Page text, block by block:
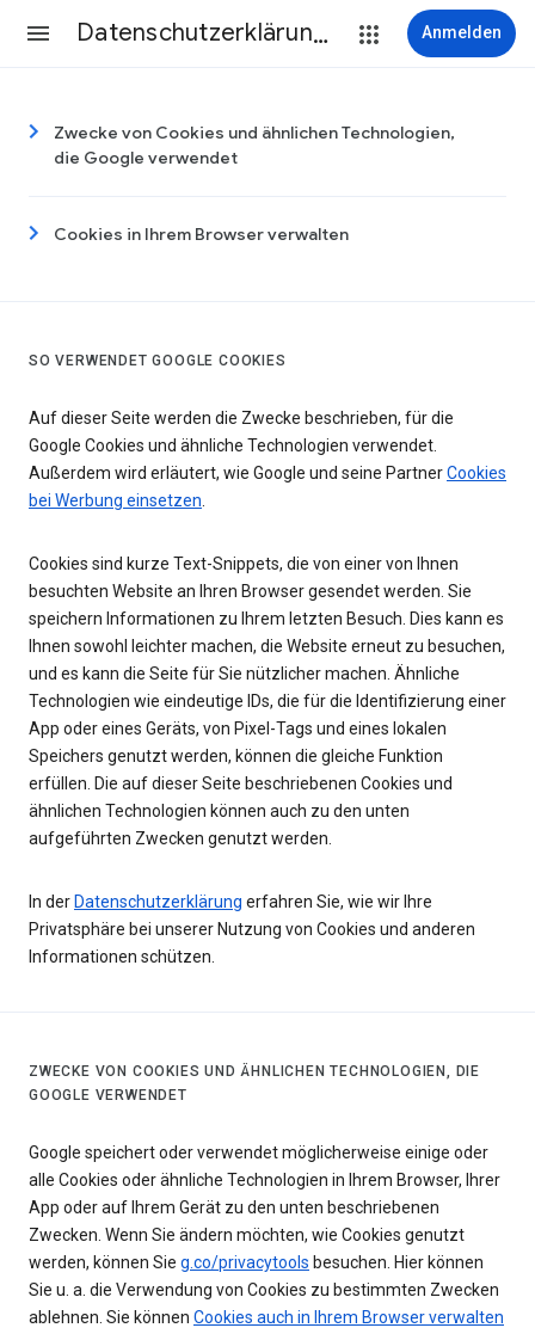
Datenschutzerklärung & Nutzungsbedingungen Anmelden
Zwecke von Cookies und ähnlichen Technologien,
die Google verwendet
Cookies in Ihrem Browser verwalten
SO VERWENDET GOOGLE COOKIES
Auf dieser Seite werden die Zwecke beschrieben, für die
Google Cookies und ähnliche Technologien verwendet.
Außerdem wird erläutert, wie Google und seine PartnerCookies
bei Werbung einsetzen.
Cookies sind kurze Text-Snippets, die von einer von Ihnen
besuchten Website an Ihren Browser gesendet werden. Sie
speichern Informationen zu Ihrem letzten Besuch. Dies kann es
Ihnen sowohl leichter machen, die Website erneut zu besuchen,
und es kann die Seite für Sie nützlicher machen. Ähnliche
Technologien wie eindeutige IDs, die für die Identifizierung einer
App oder eines Geräts, von Pixel-Tags und eines lokalen
Speichers genutzt werden, können die gleiche Funktion
erfüllen. Die auf dieser Seite beschriebenen Cookies und
ähnlichen Technologien können auch zu den unten
aufgeführten Zwecken genutzt werden.
In der Datenschutzerklärung erfahren Sie, wie wir Ihre
Privatsphäre bei unserer Nutzung von Cookies und anderen
Informationen schützen.
ZWECKE VON COOKIES UND ÄHNLICHEN TECHNOLOGIEN, DIE
GOOGLE VERWENDET
Google speichert oder verwendet möglicherweise einige oder
alle Cookies oder ähnliche Technologien in Ihrem Browser, Ihrer
App oder auf Ihrem Gerät zu den unten beschriebenen
Zwecken. Wenn Sie ändern möchten, wie Cookies genutzt
werden, können Sie g.co/privacytools besuchen. Hier können
Sie u. a. die Verwendung von Cookies zu bestimmten Zwecken
ablehnen. Sie können Cookies auch in Ihrem Browser verwalten